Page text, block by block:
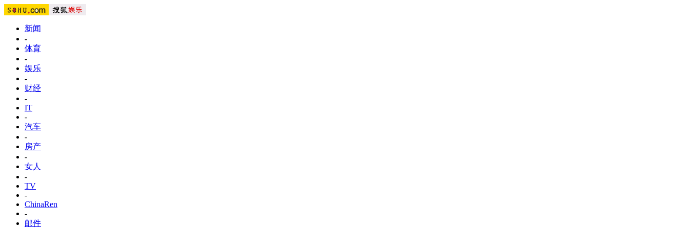
新闻
-
体育
-
娱乐
-
财经
-
IT
-
汽车
-
房产
-
女人
-
TV
-
ChinaRen
-
邮件